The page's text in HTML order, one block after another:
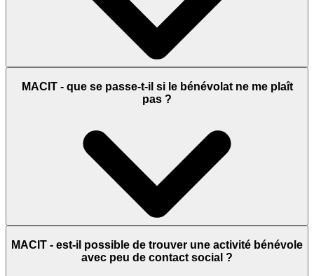
MACIT - que se passe-t-il si le bénévolat ne me plaît
pas ?
MACIT - est-il possible de trouver une activité bénévole
avec peu de contact social ?